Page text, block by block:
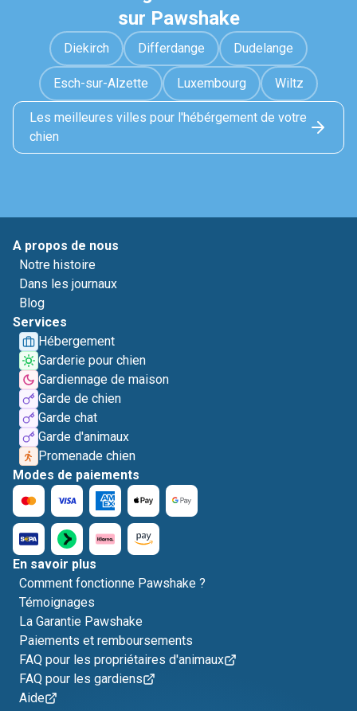
sur Pawshake
Diekirch Differdange Dudelange
Esch-sur-Alzette Luxembourg Wiltz
Les meilleures villes pour l'hébérgement de votre
chien
A propos de nous
Notre histoire
Dans les journaux
Blog
Services
Hébergement
Garderie pour chien
Gardiennage de maison
Garde de chien
Garde chat
Garde d'animaux
Promenade chien
Modes de paiements
En savoir plus
Comment fonctionne Pawshake ?
Témoignages
La Garantie Pawshake
Paiements et remboursements
FAQ pour les propriétaires d'animaux
FAQ pour les gardiens
Aide